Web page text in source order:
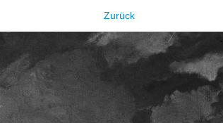
Zurück